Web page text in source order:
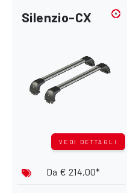
Silenzio-CX
VEDI DETTAGLI
Da € 214,00*